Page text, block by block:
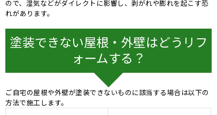
ので、湿気などがダイレクトに影響し、剥がれや膨れを起こす恐
れがあります。
塗装できない屋根・外壁はどうリフ
ォームする？
ご自宅の屋根や外壁が塗装できないものに該当する場合は以下の
方法で施工します。